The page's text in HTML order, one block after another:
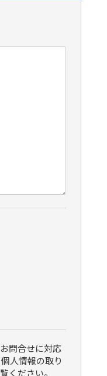
問合せに対応
人情報の取り
ください。